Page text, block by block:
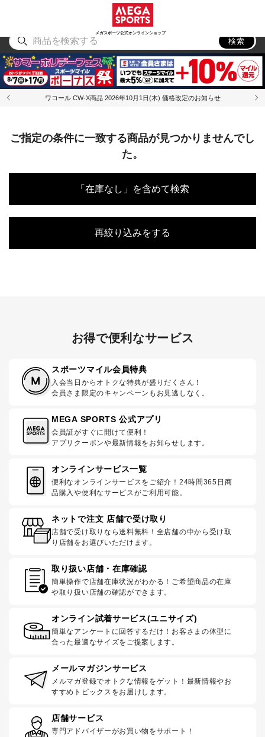
メガスポーツ公式オンラインショップ
アウトドア
検索
ワコール CW-X商品 2026年10月1日(木) 価格改定のお知らせ
ご指定の条件に一致する商品が見つかりませんでし
た。
「在庫なし」を含めて検索
再絞り込みをする
お得で便利なサービス
スポーツマイル会員特典
入会当日からオトクな特典が盛りだくさん！
会員さま限定のキャンペーンもお見逃しなく。
MEGA SPORTS 公式アプリ
会員証がすぐに開けて便利！
アプリクーポンや最新情報をお知らせします。
オンラインサービス一覧
便利なオンラインサービスをご紹介！24時間365日商
品購入や便利なサービスがご利用可能。
ネットで注文 店舗で受け取り
店舗で受け取りなら送料無料！全店舗の中から受け取
り店舗をお選びいただけます。
取り扱い店舗・在庫確認
簡単操作で店舗在庫状況がわかる！ご希望商品の在庫
や取り扱い店舗の確認ができます。
オンライン試着サービス(ユニサイズ)
簡単なアンケートに回答するだけ！お客さまの体型に
合った最適なサイズをご提案します。
メールマガジンサービス
メルマガ登録でオトクな情報をゲット！最新情報やお
すすめトピックスをお届けします。
店舗サービス
専門アドバイザーがお買い物をサポート！